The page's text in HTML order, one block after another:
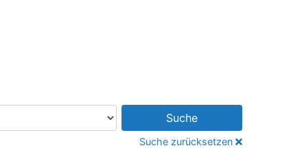
Suche
Suche zurücksetzen